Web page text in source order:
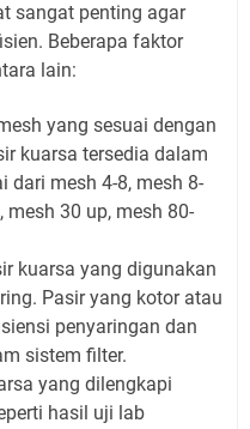
sangat penting agar
Beberapa faktor
lain:
yang sesuai dengan
kuarsa tersedia dalam
dari mesh 4-8, mesh 8-
mesh 30 up, mesh 80-
kuarsa yang digunakan
Pasir yang kotor atau
penyaringan dan
sistem filter.
yang dilengkapi
hasil uji lab